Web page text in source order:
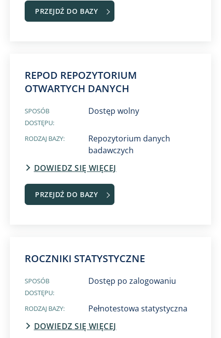
PRZEJDŹ DO BAZY
REPOD REPOZYTORIUM
OTWARTYCH DANYCH​
SPOSÓB
DOSTĘPU:
Dostęp wolny
RODZAJ BAZY:
Repozytorium danych
badawczych
DOWIEDZ SIĘ WIĘCEJ
PRZEJDŹ DO BAZY
ROCZNIKI STATYSTYCZNE
SPOSÓB
DOSTĘPU:
Dostęp po zalogowaniu
RODZAJ BAZY:
Pełnotestowa statystyczna
DOWIEDZ SIĘ WIĘCEJ